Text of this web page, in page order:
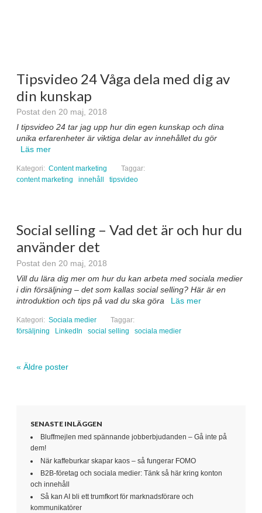
Tipsvideo 24 Våga dela med dig av
din kunskap
Postat den 20 maj, 2018
I tipsvideo 24 tar jag upp hur din egen kunskap och dina
unika erfarenheter är viktiga delar av innehållet du gör
Läs mer
Kategori: Content marketing
Taggar:
content marketing
innehåll tipsvideo
Social selling – Vad det är och hur du
använder det
Postat den 20 maj, 2018
Vill du lära dig mer om hur du kan arbeta med sociala medier
i din försäljning – det som kallas social selling? Här är en
introduktion och tips på vad du ska göra
Läs mer
Kategori: Sociala medier
Taggar:
försäljning
LinkedIn social selling sociala medier
« Äldre poster
SENASTE INLÄGGEN
Bluffmejlen med spännande jobberbjudanden – Gå inte på
dem!
När kaffeburkar skapar kaos – så fungerar FOMO
B2B-företag och sociala medier: Tänk så här kring konton
och innehåll
Så kan AI bli ett trumfkort för marknadsförare och
kommunikatörer